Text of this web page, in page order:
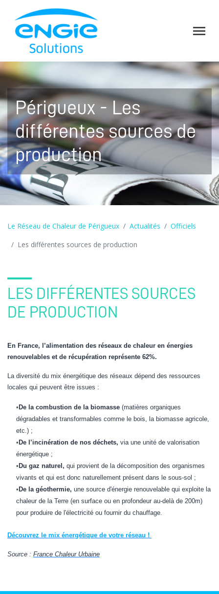
Périgueux - Les
différentes sources de
production
Le Réseau de Chaleur de Périgueux Actualités
Officiels
Les différentes sources de production
LES DIFFÉRENTES SOURCES
DE PRODUCTION
En France, l’alimentation des réseaux de chaleur en énergies
renouvelables et de récupération représente 62%.
La diversité du mix énergétique des réseaux dépend des ressources
locales qui peuvent être issues :
• De la combustion de la biomasse (matières organiques
dégradables et transformables comme le bois, la biomasse agricole,
etc.) ;
• De l’incinération de nos déchets, via une unité de valorisation
énergétique ;
• Du gaz naturel, qui provient de la décomposition des organismes
vivants et qui est donc naturellement présent dans le sous-sol ;
• De la géothermie, une source d'énergie renouvelable qui exploite la
chaleur de la Terre (en surface ou en profondeur au-delà de 200m)
pour produire de l'électricité ou fournir du chauffage.
Découvrez le mix énergétique de votre réseau !
Source : France Chaleur Urbaine